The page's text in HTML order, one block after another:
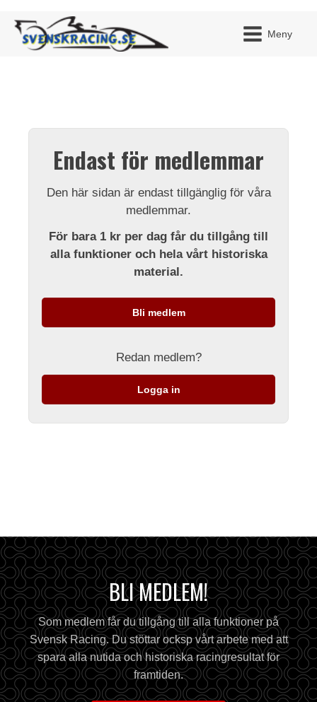
Meny
Endast för medlemmar
Den här sidan är endast tillgänglig för våra
medlemmar.
För bara 1 kr per dag får du tillgång till
alla funktioner och hela vårt historiska
material.
Bli medlem
Redan medlem?
Logga in
BLI MEDLEM!
Som medlem får du tillgång till alla funktioner på
Svensk Racing. Du stöttar ocksp vårt arbete med att
spara alla nutida och historiska racingresultat för
framtiden.